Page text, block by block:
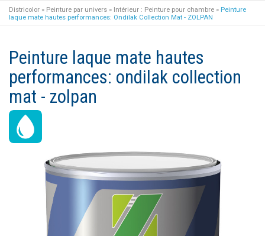
Ouvrir un compte
Districolor » Peinture par univers » Intérieur : Peinture pour chambre » Peinture
laque mate hautes performances: Ondilak Collection Mat - ZOLPAN
Peinture laque mate hautes
performances: ondilak collection
mat - zolpan